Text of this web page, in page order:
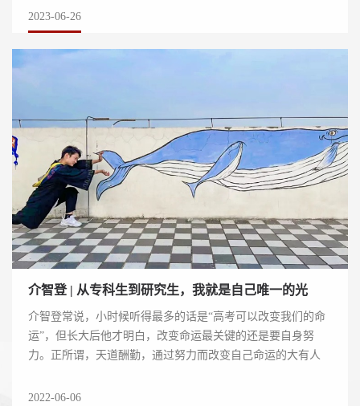
2023-06-26
介智登 | 从专科生到研究生，我就是自己唯一的光
介智登常说，小时候听得最多的话是“高考可以改变我们的命
运”，但长大后他才明白，改变命运最关键的还是要自身努
力。正所谓，天道酬勤，通过努力而改变自己命运的大有人
2022-06-06